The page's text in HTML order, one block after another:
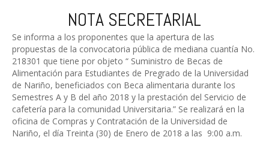
NOTA SECRETARIAL
Se informa a los proponentes que la apertura de las
propuestas de la convocatoria pública de mediana cuantía No.
218301 que tiene por objeto “ Suministro de Becas de
Alimentación para Estudiantes de Pregrado de la Universidad
de Nariño, beneficiados con Beca alimentaria durante los
Semestres A y B del año 2018 y la prestación del Servicio de
cafetería para la comunidad Universitaria.” Se realizará en la
oficina de Compras y Contratación de la Universidad de
Nariño, el día Treinta (30) de Enero de 2018 a las 9:00 a.m.